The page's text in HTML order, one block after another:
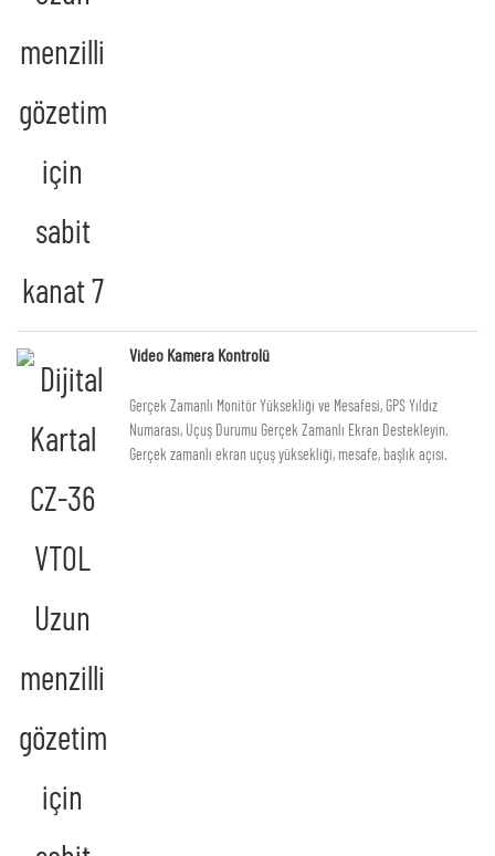
Video Kamera Kontrolü
Gerçek Zamanlı Monitör Yüksekliği ve Mesafesi, GPS Yıldız
Numarası, Uçuş Durumu Gerçek Zamanlı Ekran Destekleyin.
Gerçek zamanlı ekran uçuş yüksekliği, mesafe, başlık açısı.